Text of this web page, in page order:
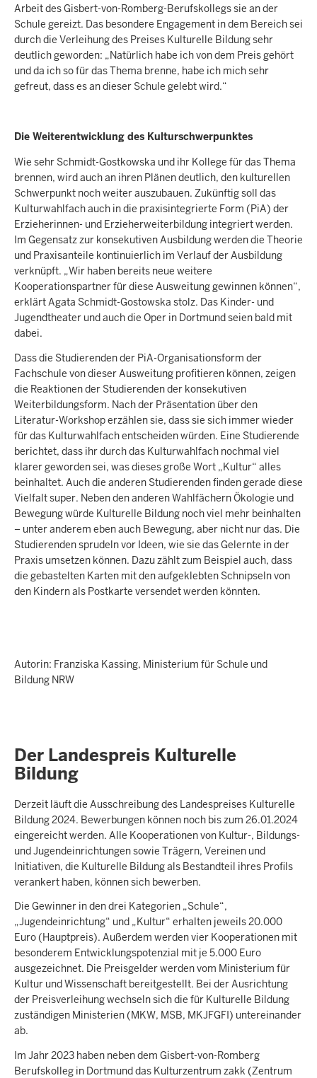
Arbeit des Gisbert-von-Romberg-Berufskollegs sie an der
Schule gereizt. Das besondere Engagement in dem Bereich sei
durch die Verleihung des Preises Kulturelle Bildung sehr
deutlich geworden: „Natürlich habe ich von dem Preis gehört
und da ich so für das Thema brenne, habe ich mich sehr
gefreut, dass es an dieser Schule gelebt wird.“
Die Weiterentwicklung des Kulturschwerpunktes
Wie sehr Schmidt-Gostkowska und ihr Kollege für das Thema
brennen, wird auch an ihren Plänen deutlich, den kulturellen
Schwerpunkt noch weiter auszubauen. Zukünftig soll das
Kulturwahlfach auch in die praxisintegrierte Form (PiA) der
Erzieherinnen- und Erzieherweiterbildung integriert werden.
Im Gegensatz zur konsekutiven Ausbildung werden die Theorie
und Praxisanteile kontinuierlich im Verlauf der Ausbildung
verknüpft. „Wir haben bereits neue weitere
Kooperationspartner für diese Ausweitung gewinnen können“,
erklärt Agata Schmidt-Gostowska stolz. Das Kinder- und
Jugendtheater und auch die Oper in Dortmund seien bald mit
dabei.
Dass die Studierenden der PiA-Organisationsform der
Fachschule von dieser Ausweitung profitieren können, zeigen
die Reaktionen der Studierenden der konsekutiven
Weiterbildungsform. Nach der Präsentation über den
Literatur-Workshop erzählen sie, dass sie sich immer wieder
für das Kulturwahlfach entscheiden würden. Eine Studierende
berichtet, dass ihr durch das Kulturwahlfach nochmal viel
klarer geworden sei, was dieses große Wort „Kultur“ alles
beinhaltet. Auch die anderen Studierenden finden gerade diese
Vielfalt super. Neben den anderen Wahlfächern Ökologie und
Bewegung würde Kulturelle Bildung noch viel mehr beinhalten
– unter anderem eben auch Bewegung, aber nicht nur das. Die
Studierenden sprudeln vor Ideen, wie sie das Gelernte in der
Praxis umsetzen können. Dazu zählt zum Beispiel auch, dass
die gebastelten Karten mit den aufgeklebten Schnipseln von
den Kindern als Postkarte versendet werden könnten.
Autorin: Franziska Kassing, Ministerium für Schule und
Bildung NRW
Der Landespreis Kulturelle
Bildung
Derzeit läuft die Ausschreibung des Landespreises Kulturelle
Bildung 2024. Bewerbungen können noch bis zum 26.01.2024
eingereicht werden. Alle Kooperationen von Kultur-, Bildungs-
und Jugendeinrichtungen sowie Trägern, Vereinen und
Initiativen, die Kulturelle Bildung als Bestandteil ihres Profils
verankert haben, können sich bewerben.
Die Gewinner in den drei Kategorien „Schule“,
„Jugendeinrichtung“ und „Kultur“ erhalten jeweils 20.000
Euro (Hauptpreis). Außerdem werden vier Kooperationen mit
besonderem Entwicklungspotenzial mit je 5.000 Euro
ausgezeichnet. Die Preisgelder werden vom Ministerium für
Kultur und Wissenschaft bereitgestellt. Bei der Ausrichtung
der Preisverleihung wechseln sich die für Kulturelle Bildung
zuständigen Ministerien (MKW, MSB, MKJFGFI) untereinander
ab.
Im Jahr 2023 haben neben dem Gisbert-von-Romberg
Berufskolleg in Dortmund das Kulturzentrum zakk (Zentrum